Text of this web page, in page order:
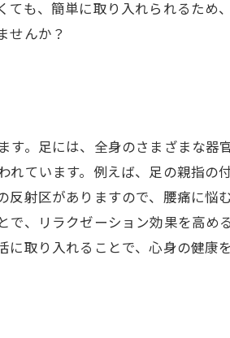
も、簡単に取り入れられるため
せんか？
。足には、全身のさまざまな
ています。例えば、足の親指
射区がありますので、腰痛に悩
、リラクゼーション効果を高
取り入れることで、心身の健康